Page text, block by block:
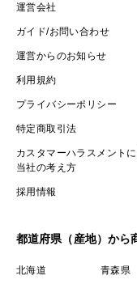
運営会社
ガイド/お問い合わせ
運営からのお知らせ
利用規約
プライバシーポリシー
特定商取引法
カスタマーハラスメント
当社の考え方
採用情報
都道府県（産地）から
北海道 青森県